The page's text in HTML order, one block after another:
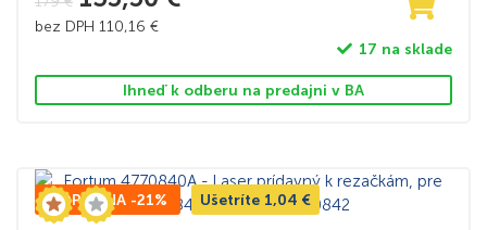
svoju prvotnú kvalitu, odporúčame dodržiavať návod na
starostlivosť, ktorý je priložený k každému produktu. Pravidelná
vyzerať a fungovať tak, ako v deň, keď ste ich zakúpili.
profesionálov, cez rodiny až po seniorov – Fortum má v ponuke
produkty, ktoré oslovia každého.
bez DPH 110,16 €
17 na sklade
Ihneď k odberu na predajni v BA
TOP CENA -21% Ušetríte 1,04 €